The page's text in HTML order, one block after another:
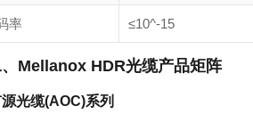
率 ≤10^-15
Mellanox HDR光缆产品矩阵
光缆(AOC)系列